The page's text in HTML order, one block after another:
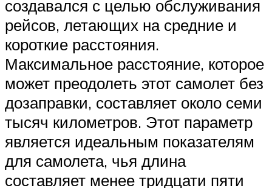
создавался с целью обслуживания
рейсов, летающих на средние и
короткие расстояния.
Максимальное расстояние, которое
может преодолеть этот самолет без
дозаправки, составляет около семи
тысяч километров. Этот параметр
является идеальным показателям
для самолета, чья длина
составляет менее тридцати пяти